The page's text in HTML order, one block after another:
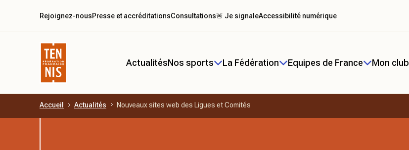
Aller au contenu principal
ActualitésNos sports La Fédération Equipes de France Mon club
Rejoignez-nousPresse et accréditationsConsultations🚨 Je signaleAccessibilité numérique
Accueil Actualités Nouveaux sites web des Ligues et Comités